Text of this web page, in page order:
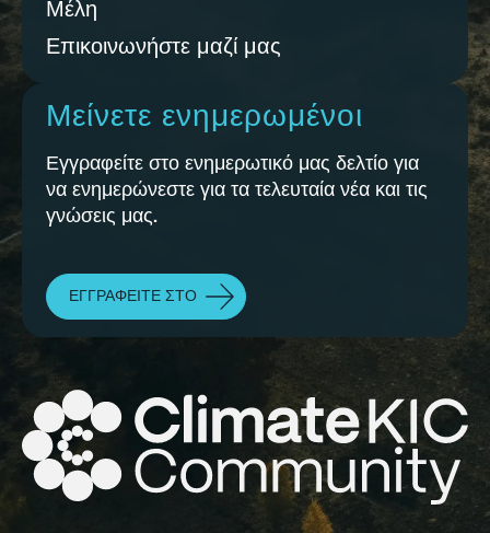
Μέλη
Επικοινωνήστε μαζί μας
Μείνετε ενημερωμένοι
Εγγραφείτε στο ενημερωτικό μας δελτίο για
να ενημερώνεστε για τα τελευταία νέα και τις
γνώσεις μας.
ΕΓΓΡΑΦΕΊΤΕ ΣΤΟ